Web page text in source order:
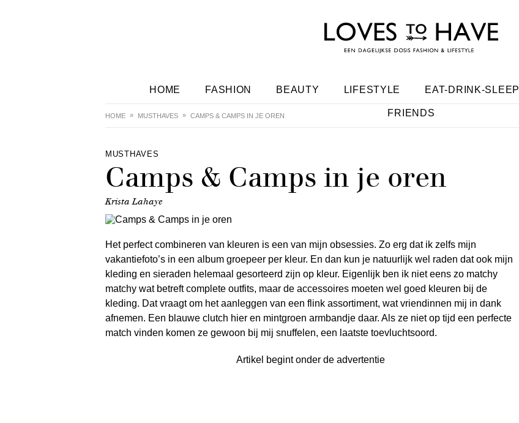
HOME FASHION BEAUTY LIFESTYLE EAT-DRINK-SLEEP
FRIENDS
HOME MUSTHAVES CAMPS & CAMPS IN JE OREN
MUSTHAVES
Camps & Camps in je oren
Krista Lahaye
Het perfect combineren van kleuren is een van mijn obsessies. Zo erg dat ik zelfs mijn
vakantiefoto’s in een album groepeer per kleur. En dan kun je natuurlijk wel raden dat ook mijn
kleding en sieraden helemaal gesorteerd zijn op kleur. Eigenlijk ben ik niet eens zo matchy
matchy wat betreft complete outfits, maar de accessoires moeten wel goed kleuren bij de
kleding. Dat vraagt om het aanleggen van een flink assortiment, wat vriendinnen mij in dank
afnemen. Een blauwe clutch hier en mintgroen armbandje daar. Als ze niet op tijd een perfecte
match vinden komen ze gewoon bij mij snuffelen, een laatste toevluchtsoord.
Artikel begint onder de advertentie